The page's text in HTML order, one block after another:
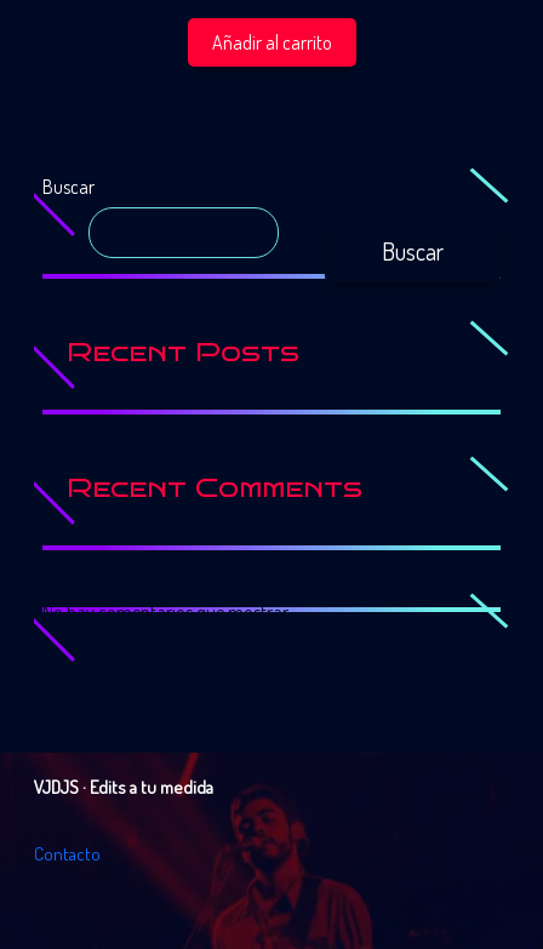
Añadir al carrito
Buscar
Buscar
Recent Posts
Recent Comments
No hay comentarios que mostrar.
VJDJS · Edits a tu medida
Contacto